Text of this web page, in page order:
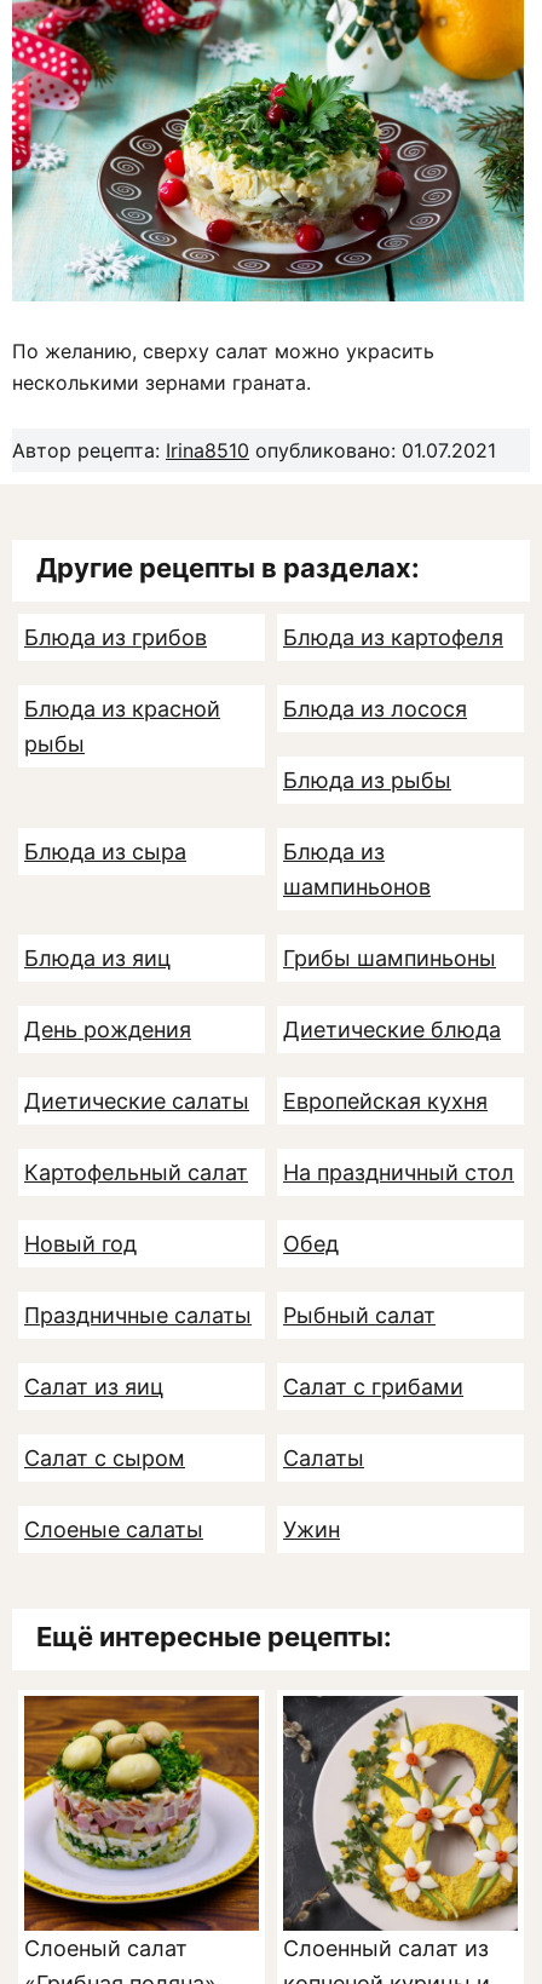
По желанию, сверху салат можно украсить
несколькими зернами граната.
Автор рецепта: Irina8510 опубликовано: 01.07.2021
Другие рецепты в разделах:
Блюда из грибов Блюда из картофеля
Блюда из красной
рыбы
Блюда из лосося
Блюда из рыбы
Блюда из сыра
Блюда из
шампиньонов
Блюда из яиц Грибы шампиньоны
День рождения Диетические блюда
Диетические салаты Европейская кухня
Картофельный салат На праздничный стол
Новый год Обед
Праздничные салаты Рыбный салат
Салат из яиц Салат с грибами
Салат с сыром Салаты
Слоеные салаты Ужин
Ещё интересные рецепты:
Слоеный салат
Слоенный салат из